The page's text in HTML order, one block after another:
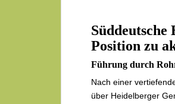
Position zu
Führung durch
Nach einer
über Heidelberger